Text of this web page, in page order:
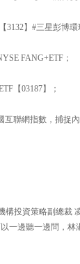
】#三星彭博
FANG+ETF；
【03187】；
聯網指數，捕捉
投資策略副總裁
一邊聽一邊問，